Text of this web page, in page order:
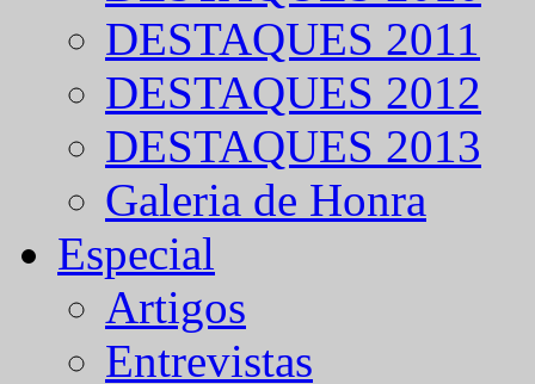
DESTAQUES 2011
DESTAQUES 2012
DESTAQUES 2013
Galeria de Honra
Especial
Artigos
Entrevistas